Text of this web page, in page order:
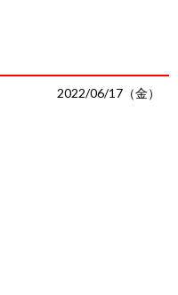
2022/06/17（金）